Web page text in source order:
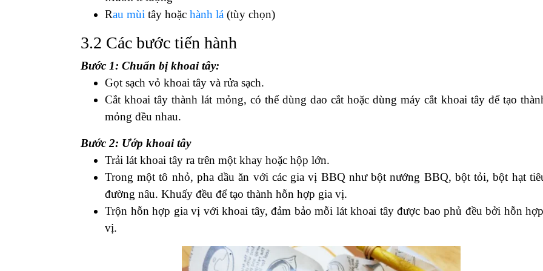
Lưu ý:Quá trình nướng khoai tây vị phô mai có thể thay đổi tùy theo loại lò nướng và độ mỏng
Xem thêm: Mua quả óc chó nguyên hạt ở đâu ngon và những lưu ý khi bảo quản?
3. Cách làm snack khoai tây vị BBQ
3.1 Nguyên liệu chuẩn bị
Khoai tây: 2-3 củ (tùy vào số lượng snack bạn muốn làm)
Dầu ăn: khoảng 3-4 thìa sữa
Gia vị BBQ: bột nướng BBQ,bột tỏi, bột hạt tiêu, đường nâu
Muối: ít lượng
Rau mùitây hoặchành lá(tùy chọn)
3.2 Các bước tiến hành
Gọt sạch vỏ khoai tây và rửa sạch.